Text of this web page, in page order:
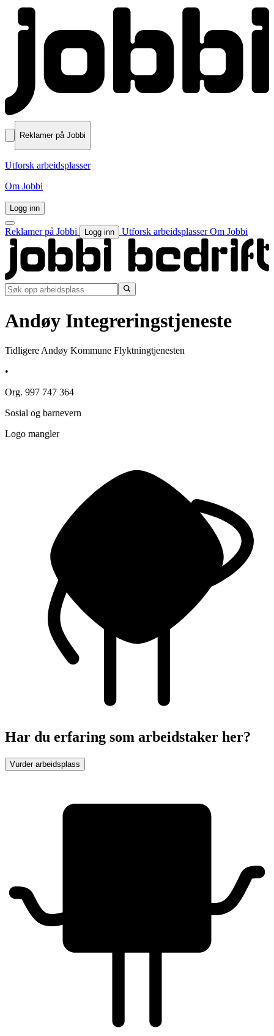
Reklamer på Jobbi
Utforsk arbeidsplasser
Om Jobbi
Logg inn
Reklamer på Jobbi Logg inn Utforsk arbeidsplasserOm Jobbi
Andøy Integreringstjeneste
Tidligere Andøy Kommune Flyktningtjenesten
•
Org. 997 747 364
Sosial og barnevern
Logo mangler
Har du erfaring som arbeidstaker her?
Vurder arbeidsplass